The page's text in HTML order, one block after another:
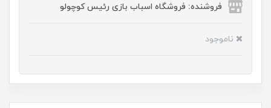
فروشنده: فروشگاه اسباب بازی رئیس کوچولو
ناموجود